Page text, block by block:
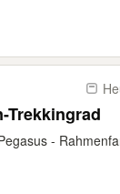
Trekkingrad
-